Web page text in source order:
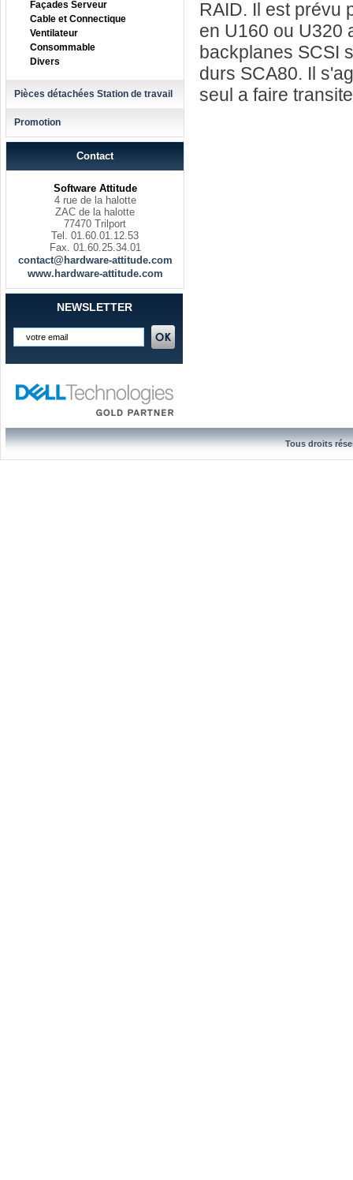
Façades Serveur
Cable et Connectique
Ventilateur
Consommable
Divers
Pièces détachées Station de travail
Promotion
Contact
Software Attitude
4 rue de la halotte
ZAC de la halotte
77470 Trilport
Tel. 01.60.01.12.53
Fax. 01.60.25.34.01
contact@hardware-attitude.com
www.hardware-attitude.com
NEWSLETTER
RAID. Il est prévu
en U160 ou U320
backplanes SCSI
durs SCA80. Il
seul a faire
Tous droits